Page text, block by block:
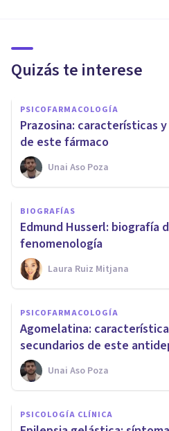
Quizás te interese
PSICOFARMACOLOGÍA
Prazosina: características
de este fármaco
Unai Aso Poza
BIOGRAFÍAS
Edmund Husserl:
fenomenología
Laura Ruiz Mitjana
PSICOFARMACOLOGÍA
Agomelatina:
secundarios de este
Unai Aso Poza
PSICOLOGÍA CLÍNICA